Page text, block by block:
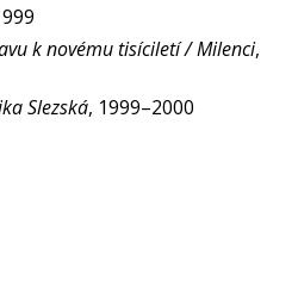
k novému tisíciletí / Milenci,
Slezská, 1999–2000